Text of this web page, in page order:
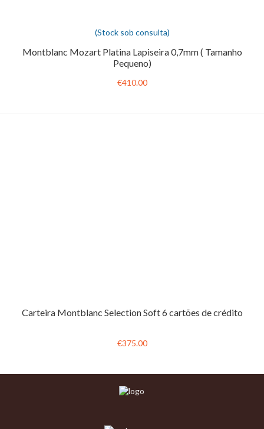
(Stock sob consulta)
Montblanc Mozart Platina Lapiseira 0,7mm ( Tamanho
Pequeno)
€410.00
Carteira Montblanc Selection Soft 6 cartões de crédito
€375.00